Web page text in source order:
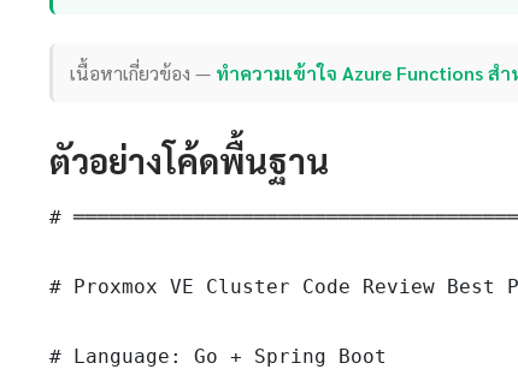
เนื้อหาเกี่ยวข้อง — ทำความเข้าใจ Azure Functions ส
ตัวอย่างโค้ดพื้นฐาน
#
# Proxmox VE Cluster Code Review
# Language: Go + Spring Boot